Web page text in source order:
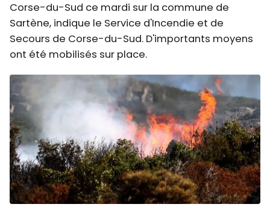
Corse-du-Sud ce mardi sur la commune de
Sartène, indique le Service d'Incendie et de
Secours de Corse-du-Sud. D'importants moyens
ont été mobilisés sur place.